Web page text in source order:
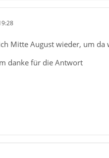
Mitte August wieder, um da
danke für die Antwort